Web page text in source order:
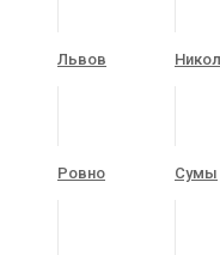
Львов
Ровно Сумы